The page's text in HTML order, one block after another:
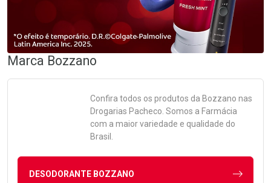
Marca Bozzano
Confira todos os produtos da Bozzano nas
Drogarias Pacheco. Somos a Farmácia
com a maior variedade e qualidade do
Brasil.
DESODORANTE BOZZANO